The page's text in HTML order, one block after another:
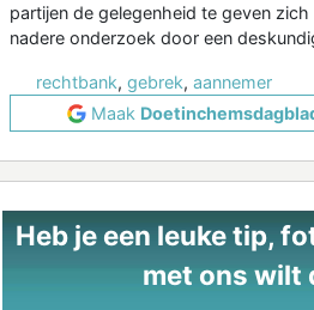
partijen de gelegenheid te geven
nadere onderzoek door een
rechtbank, gebrek, aannemer
Maak
Heb je een leuke tip,
met ons wilt